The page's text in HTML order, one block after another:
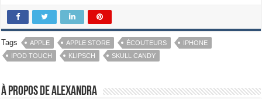
Tags APPLE APPLE STORE ÉCOUTEURS
IPHONE
IPOD TOUCH
KLIPSCH SKULL CANDY
À propos de Alexandra